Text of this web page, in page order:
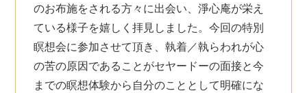
のお布施をされる方々に出会い、淨心庵が栄え
ている様子を嬉しく拝見しました。今回の特別
瞑想会に参加させて頂き、執着／執らわれが心
の苦の原因であることがセヤードーの面接と今
までの瞑想体験から自分のこととして明確にな